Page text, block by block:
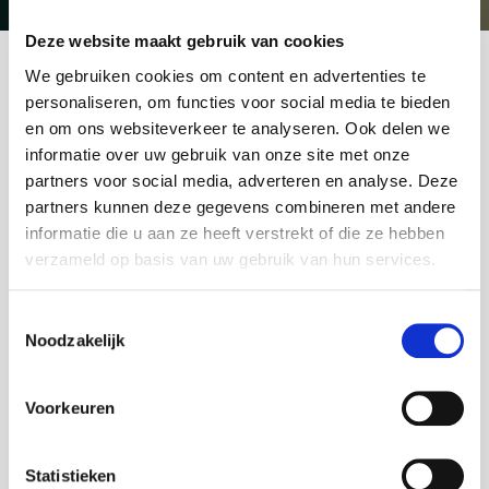
Deze website maakt gebruik van cookies
We gebruiken cookies om content en advertenties te
personaliseren, om functies voor social media te bieden
en om ons websiteverkeer te analyseren. Ook delen we
informatie over uw gebruik van onze site met onze
partners voor social media, adverteren en analyse. Deze
partners kunnen deze gegevens combineren met andere
informatie die u aan ze heeft verstrekt of die ze hebben
verzameld op basis van uw gebruik van hun services.
Noodzakelijk
Voorkeuren
Statistieken
Op woensdag 22 november is het weer zover,
de Tweede Kamer verkiezingen. De strijd
tussen de diverse partijen is losgebarsten. Met
verschillende crisissen zowel nationaal als
internationaal is er genoeg om over na te
denken. Ook de arbeidsmarkt ligt onder een
erover? Zeggen ze er überhaupt iets over? Wij
zetten de highlights van de grootste partijen
(in de peilingen) kort voor je op een rijtje.